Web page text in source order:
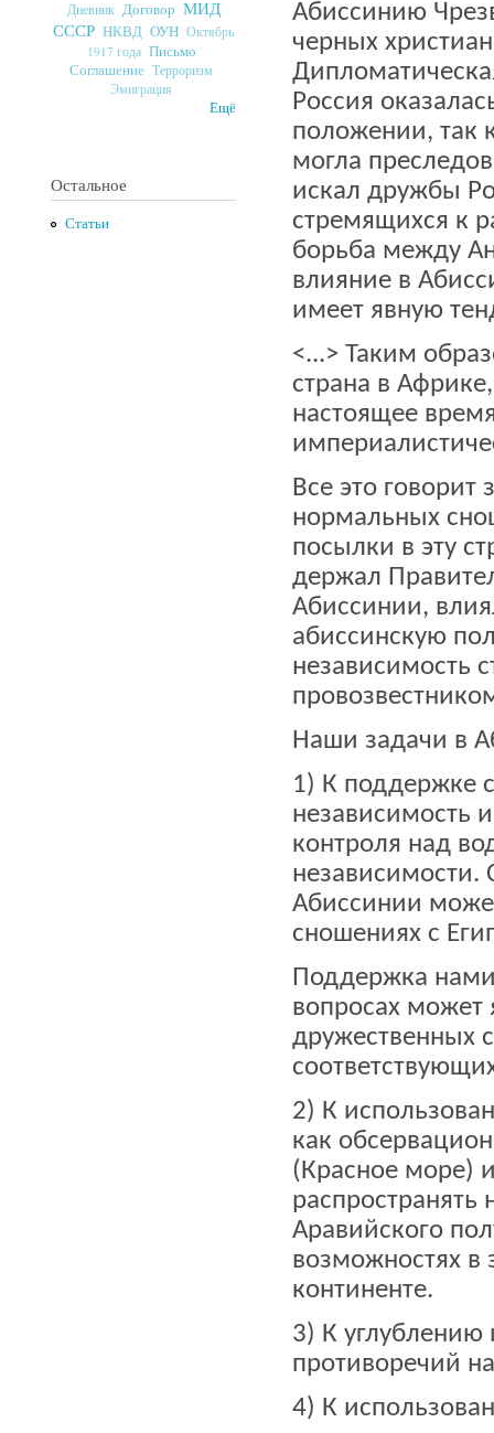
Дневник Договор МИД
СССР НКВД ОУН Октябрь
1917 года Письмо
Соглашение Терроризм
Эмиграция
Ещё
Остальное
Статьи
Абиссинию
черных
Россия
положении, так
могла
искал дружбы
стремящихся к
борьба между
влияние в
имеет явную
<...> Таким
страна в
настоящее
Все это
нормальных
посылки в эту
держал
Абиссинии,
абиссинскую
независимость
Наши задачи в
1) К поддержке
независимость
контроля над
независимости.
Абиссинии
сношениях с
Поддержка
вопросах может
дружественных
2) К
как
(Красное море)
Аравийского
возможностях
континенте.
3) К углублению
противоречий
4) К